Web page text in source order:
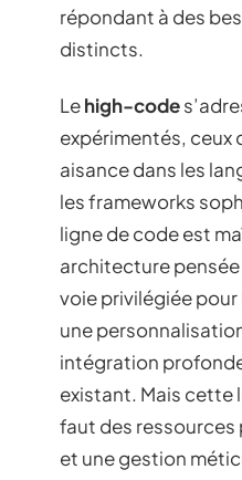
répondant à des
distincts.
Lehigh-code
expérimentés, ceux
aisance dans les
les frameworks
ligne de code est
architecture pensée
voie privilégiée
une
intégration
existant. Mais cette
faut des
et une gestion